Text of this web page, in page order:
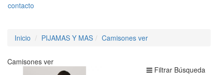
contacto
Inicio PIJAMAS Y MAS Camisones ver
Filtrar Búsqueda
Camisones ver